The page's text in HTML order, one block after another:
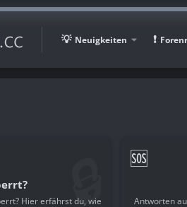
Neuigkeiten
Hier erfährst du, wie
🔒 🆘
Antworten